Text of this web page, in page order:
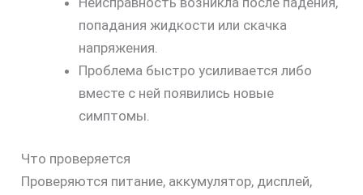
попадания жидкости или скачка
напряжения.
Проблема быстро усиливается либо
вместе с ней появились новые
симптомы.
Что проверяется
Проверяются питание, аккумулятор, дисплей,